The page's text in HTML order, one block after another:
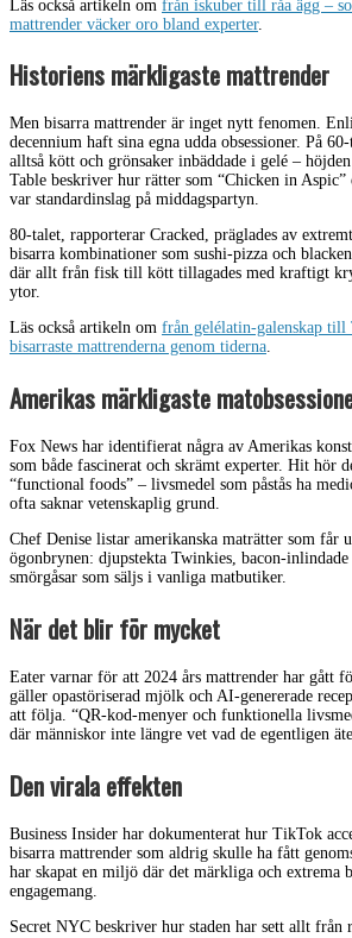
Läs också artikeln om från iskuber till råa ägg –
mattrender väcker oro bland experter.
Historiens märkligaste mattrender
Men bisarra mattrender är inget nytt fenomen.
decennium haft sina egna udda obsessioner. På
alltså kött och grönsaker inbäddade i gelé –
Table beskriver hur rätter som “Chicken in Aspic”
var standardinslag på middagspartyn.
80-talet, rapporterar Cracked, präglades av
bisarra kombinationer som sushi-pizza och
där allt från fisk till kött tillagades med kraftigt
ytor.
Läs också artikeln om från gelélatin-galenskap till
bisarraste mattrenderna genom tiderna.
Amerikas märkligaste
Fox News har identifierat några av Amerikas
som både fascinerat och skrämt experter. Hit hör
“functional foods” – livsmedel som påstås ha
ofta saknar vetenskaplig grund.
Chef Denise listar amerikanska maträtter som får
ögonbrynen: djupstekta Twinkies, bacon-inlindade
smörgåsar som säljs i vanliga matbutiker.
När det blir för mycket
Eater varnar för att 2024 års mattrender har gått
gäller opastöriserad mjölk och AI-genererade
att följa. “QR-kod-menyer och funktionella
där människor inte längre vet vad de egentligen
Den virala effekten
Business Insider har dokumenterat hur TikTok
bisarra mattrender som aldrig skulle ha fått
har skapat en miljö där det märkliga och extrema
engagemang.
Secret NYC beskriver hur staden har sett allt från